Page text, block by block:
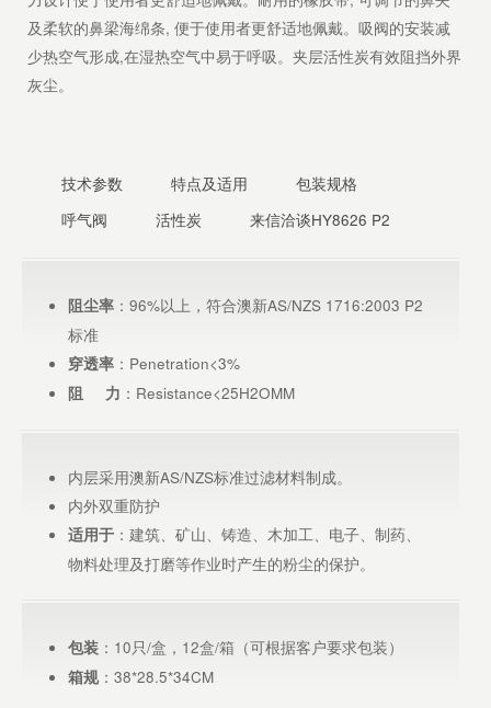
及柔软的鼻梁海绵条, 便于使用者更舒适地佩戴。吸阀的安装减
少热空气形成,在湿热空气中易于呼吸。夹层活性炭有效阻挡外界
灰尘。
技术参数 特点及适用
包装规格
呼气阀
活性炭 来信洽谈HY8626 P2
阻尘率 ：96%以上，符合澳新AS/NZS 1716:2003 P2
标准
穿透率 ：Penetration<3%
阻 力 ：Resistance<25H2OMM
内层采用澳新AS/NZS标准过滤材料制成。
内外双重防护
适用于 ：建筑、矿山、铸造、木加工、电子、制药、
物料处理及打磨等作业时产生的粉尘的保护。
包装 ：10只/盒，12盒/箱（可根据客户要求包装）
箱规：38*28.5*34CM